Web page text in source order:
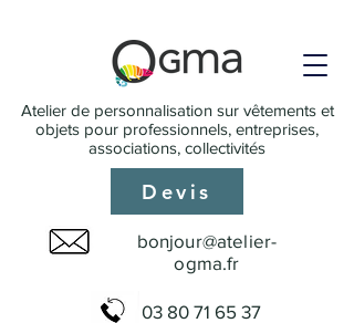
Atelier de personnalisation sur vêtements et
objets pour professionnels, entreprises,
associations, collectivités
bonjour@atelier-
ogma.fr
03 80 71 65 37
Devis